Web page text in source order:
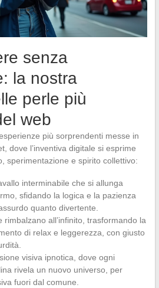
senza
la nostra
perle più
web
più sorprendenti messe in
dove l’inventiva digitale si esprime
sperimentazione e spirito collettivo:
interminabile che si allunga
sfidando la logica e la pazienza
quanto divertente.
rimbalzano all’infinito, trasformando la
di relax e leggerezza, con giusto
visiva ipnotica, dove ogni
rivela un nuovo universo, per
fuori dal comune.